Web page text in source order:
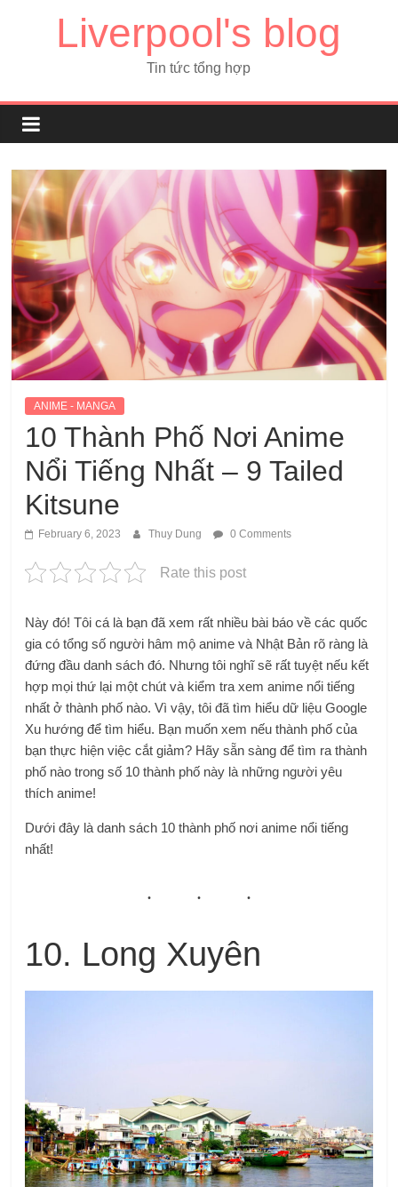
Liverpool's blog
Tin tức tổng hợp
ANIME - MANGA
10 Thành Phố Nơi Anime
Nổi Tiếng Nhất – 9 Tailed
Kitsune
February 6, 2023 Thuy Dung 0 Comments
Rate this post
Này đó! Tôi cá là bạn đã xem rất nhiều bài báo về các quốc
gia có tổng số người hâm mộ anime và Nhật Bản rõ ràng là
đứng đầu danh sách đó. Nhưng tôi nghĩ sẽ rất tuyệt nếu kết
hợp mọi thứ lại một chút và kiểm tra xem anime nổi tiếng
nhất ở thành phố nào. Vì vậy, tôi đã tìm hiểu dữ liệu Google
Xu hướng để tìm hiểu. Bạn muốn xem nếu thành phố của
bạn thực hiện việc cắt giảm? Hãy sẵn sàng để tìm ra thành
phố nào trong số 10 thành phố này là những người yêu
thích anime!
Dưới đây là danh sách 10 thành phố nơi anime nổi tiếng
nhất!
10. Long Xuyên